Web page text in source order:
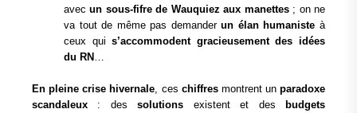
avecun sous-fifre de Wauquiez aux manettes; on ne
va tout de même pas demanderun élan humaniste à
ceux quis’accommodent gracieusement des idées
du RN …
En pleine crise hivernale , ces chiffresmontrent un paradoxe
scandaleux : dessolutions existent et des
budgets